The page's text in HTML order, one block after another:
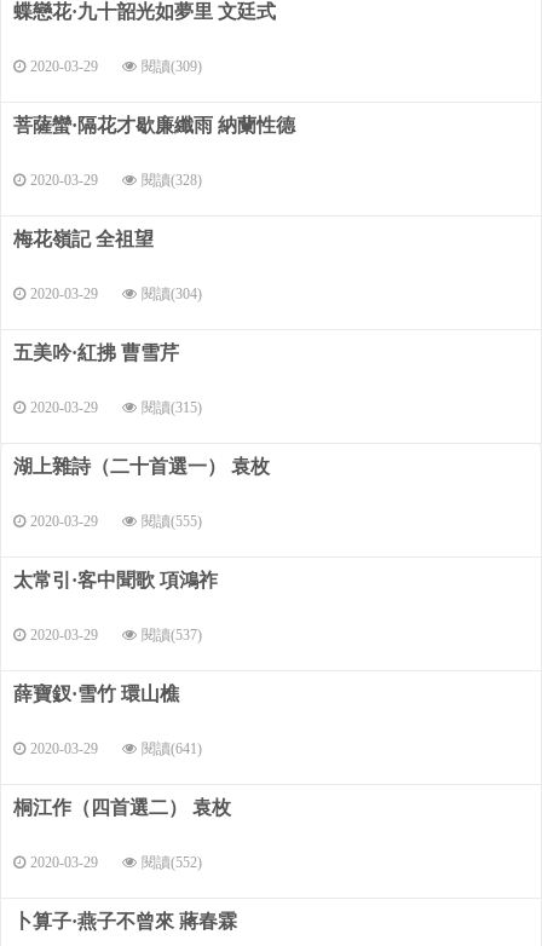
蝶戀花·九十韶光如夢里 文廷式
2020-03-29 閱讀(309)
菩薩蠻·隔花才歇廉纖雨 納蘭性德
2020-03-29 閱讀(328)
梅花嶺記 全祖望
2020-03-29 閱讀(304)
五美吟·紅拂 曹雪芹
2020-03-29 閱讀(315)
湖上雜詩（二十首選一） 袁枚
2020-03-29 閱讀(555)
太常引·客中聞歌 項鴻祚
2020-03-29 閱讀(537)
薛寶釵·雪竹 環山樵
2020-03-29 閱讀(641)
桐江作（四首選二） 袁枚
2020-03-29 閱讀(552)
卜算子·燕子不曾來 蔣春霖